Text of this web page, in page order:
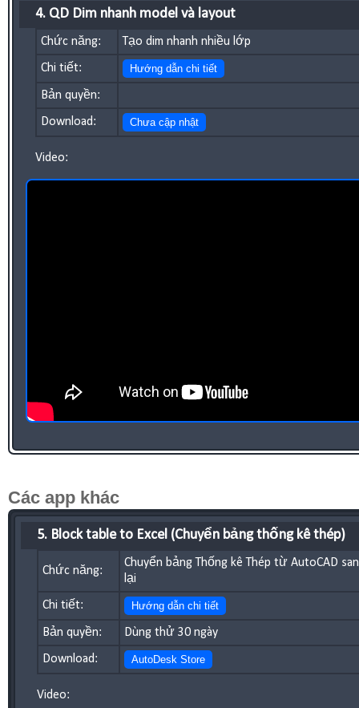
4. QD Dim nhanh model và layout
Chức năng: Tạo dim nhanh nhiều lớp
Chi tiết: Hướng dẫn chi tiết
Bản quyền:
Download: Chưa cập nhật
Video:
Các app khác
5. Block table to Excel (Chuyển bảng thống kê thép)
Chức năng:
Chuyển bảng Thống kê Thép từ AutoCAD
lại
Chi tiết: Hướng dẫn chi tiết
Bản quyền: Dùng thử 30 ngày
Download: AutoDesk Store
Video: